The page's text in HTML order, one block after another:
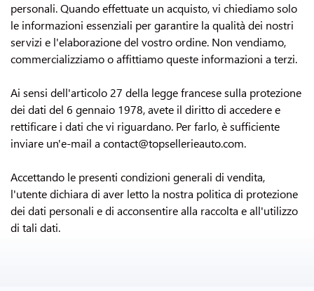
CONTATTATECI
personali. Quando effettuate un acquisto, vi chiediamo solo
le informazioni essenziali per garantire la qualità dei nostri
servizi e l'elaborazione del vostro ordine. Non vendiamo,
commercializziamo o affittiamo queste informazioni a terzi.
Ai sensi dell'articolo 27 della legge francese sulla protezione
dei dati del 6 gennaio 1978, avete il diritto di accedere e
rettificare i dati che vi riguardano. Per farlo, è sufficiente
inviare un'e-mail a contact@topsellerieauto.com.
Accettando le presenti condizioni generali di vendita,
l'utente dichiara di aver letto la nostra politica di protezione
dei dati personali e di acconsentire alla raccolta e all'utilizzo
di tali dati.